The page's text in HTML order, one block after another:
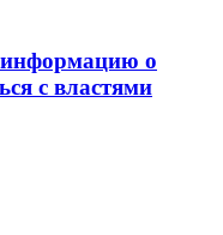
о
с властями